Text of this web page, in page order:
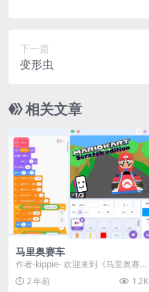
下一篇
变形虫
相关文章
马里奥赛车
作者-kippie- 欢迎来到《马里奥赛
车：Scratch版》！ 这是《马里奥
赛...2 年前 1.2K